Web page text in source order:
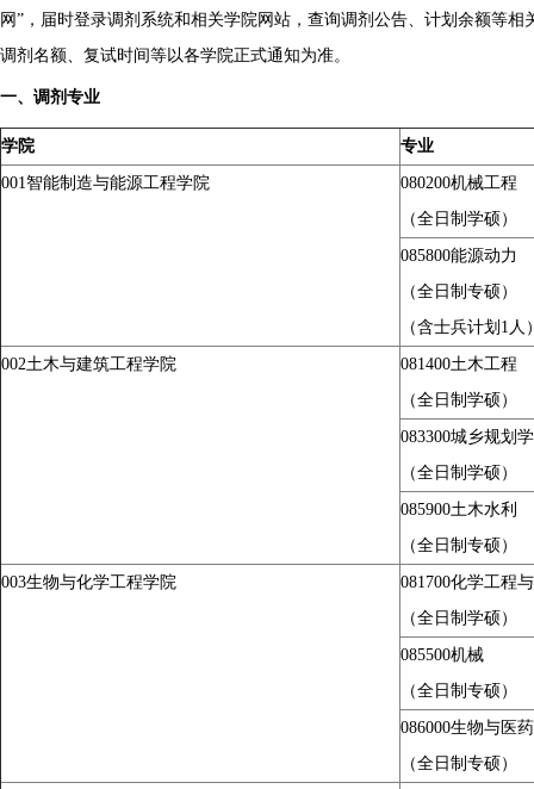
网”，届时登录调剂系统和相关学院网站，查询调剂公告、计划余额等
调剂名额、复试时间等以各学院正式通知为准。
一、调剂专业
学院 专业
001智能制造与能源工程学院 080200机械工程
（全日制学硕）
085800能源动力
（全日制专硕）
（含士兵计划1人
002土木与建筑工程学院 081400土木工程
（全日制学硕）
083300城乡规划学
（全日制学硕）
085900土木水利
（全日制专硕）
003生物与化学工程学院 081700化学工程
（全日制学硕）
085500机械
（全日制专硕）
086000生物与医药
（全日制专硕）